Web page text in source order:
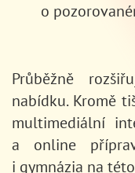
o
Průběžně
nabídku. Kromě
multimediální
a online
i gymnázia na